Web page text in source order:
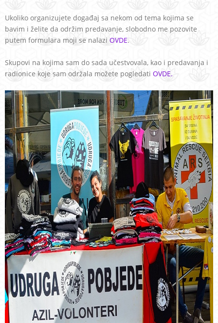
Ukoliko organizujete događaj sa nekom od tema kojima se
bavim i želite da održim predavanje, slobodno me pozovite
putem formulara moji se nalazi OVDE.
Skupovi na kojima sam do sada učestvovala, kao i predavanja i
radionice koje sam održala možete pogledati OVDE.